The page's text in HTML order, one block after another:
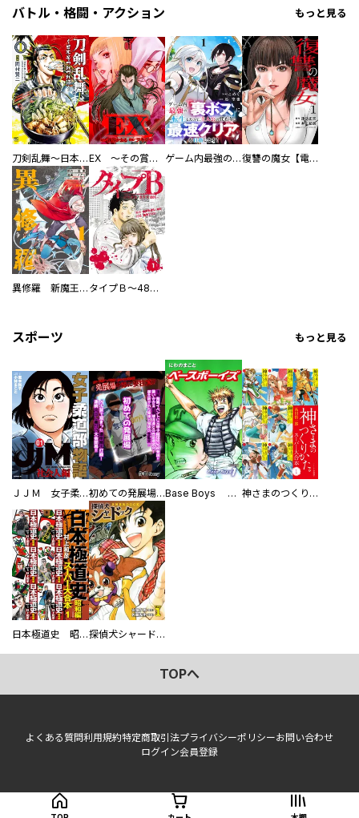
バトル・格闘・アクション もっと見る
刀剣乱舞～日本号つれづれ酒～ EX ～その賞金稼ぎは、世界の出口を探す～【単行本版】 ゲーム内最強の『裏ボス』に転生したので、主人公の代わりに最速クリアを目指します！【電子単行本版】 復讐の魔女【電子単行本版】
異修羅 新魔王戦争 タイプＢ～48時間後、致死率100％～【単話】
スポーツ もっと見る
ＪＪＭ 女子柔道部物語 社会人編 初めての発展場 【白抜き修正版】 Base Boys 新装版 神さまのつくりかた。スーパー大合本
日本極道史 昭和編 スーパー大合本 探偵犬シャードック（新装版）
TOPへ
よくある質問利用規約特定商取引法プライバシーポリシーお問い合わせ
ログイン会員登録